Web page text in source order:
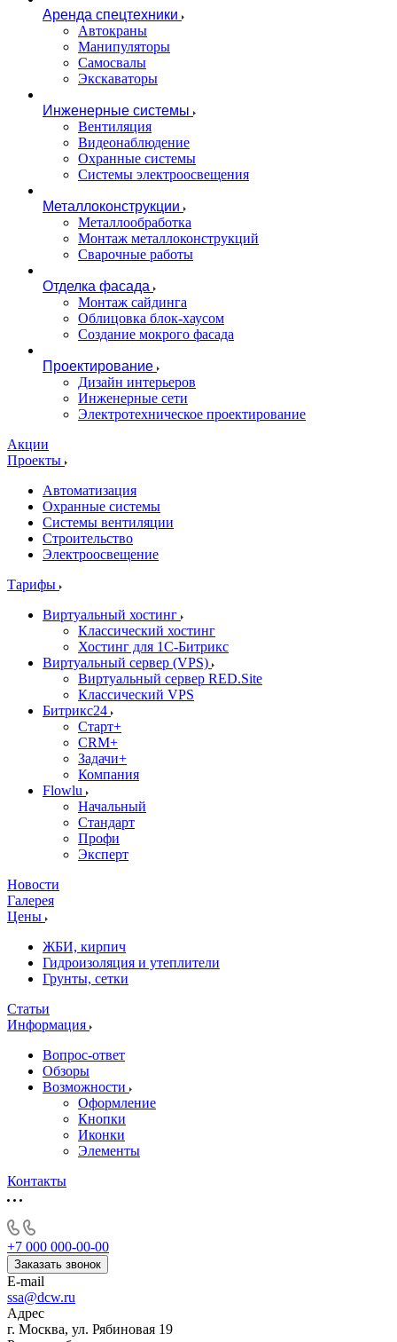
Аренда спецтехники
Автокраны
Манипуляторы
Самосвалы
Экскаваторы
Инженерные системы
Вентиляция
Видеонаблюдение
Охранные системы
Системы электроосвещения
Металлоконструкции
Металлообработка
Монтаж металлоконструкций
Сварочные работы
Отделка фасада
Монтаж сайдинга
Облицовка блок-хаусом
Создание мокрого фасада
Проектирование
Дизайн интерьеров
Инженерные сети
Электротехническое проектирование
Акции
Проекты
Автоматизация
Охранные системы
Системы вентиляции
Строительство
Электроосвещение
Тарифы
Виртуальный хостинг
Классический хостинг
Хостинг для 1С-Битрикс
Виртуальный сервер (VPS)
Виртуальный сервер RED.Site
Классический VPS
Битрикс24
Старт+
CRM+
Задачи+
Компания
Flowlu
Начальный
Стандарт
Профи
Эксперт
Новости
Галерея
Цены
ЖБИ, кирпич
Гидроизоляция и утеплители
Грунты, сетки
Статьи
Информация
Вопрос-ответ
Обзоры
Возможности
Оформление
Кнопки
Иконки
Элементы
Контакты
+7 000 000-00-00
Заказать звонок
E-mail
ssa@dcw.ru
Адрес
г. Москва, ул. Рябиновая 19